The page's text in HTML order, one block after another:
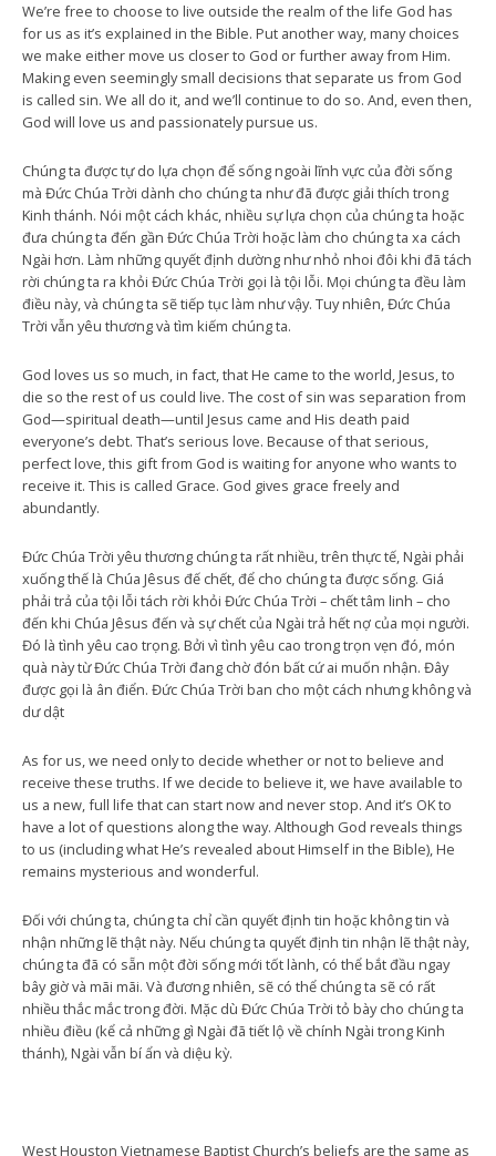
We’re free to choose to live outside the realm of the life God has
for us as it’s explained in the Bible. Put another way, many choices
we make either move us closer to God or further away from Him.
Making even seemingly small decisions that separate us from God
is called sin. We all do it, and we’ll continue to do so. And, even then,
God will love us and passionately pursue us.
Chúng ta được tự do lựa chọn để sống ngoài lĩnh vực của đời sống
mà Đức Chúa Trời dành cho chúng ta như đã được giải thích trong
Kinh thánh. Nói một cách khác, nhiều sự lựa chọn của chúng ta hoặc
đưa chúng ta đến gần Đức Chúa Trời hoặc làm cho chúng ta xa cách
Ngài hơn. Làm những quyết định dường như nhỏ nhoi đôi khi đã tách
rời chúng ta ra khỏi Đức Chúa Trời gọi là tội lỗi. Mọi chúng ta đều làm
điều này, và chúng ta sẽ tiếp tục làm như vậy. Tuy nhiên, Đức Chúa
Trời vẫn yêu thương và tìm kiếm chúng ta.
God loves us so much, in fact, that He came to the world, Jesus, to
die so the rest of us could live. The cost of sin was separation from
God—spiritual death—until Jesus came and His death paid
everyone’s debt. That’s serious love. Because of that serious,
perfect love, this gift from God is waiting for anyone who wants to
receive it. This is called Grace. God gives grace freely and
abundantly.
Đức Chúa Trời yêu thương chúng ta rất nhiều, trên thực tế, Ngài phải
xuống thế là Chúa Jêsus đế chết, để cho chúng ta được sống. Giá
phải trả của tội lỗi tách rời khỏi Đức Chúa Trời – chết tâm linh – cho
đến khi Chúa Jêsus đến và sự chết của Ngài trả hết nợ của mọi người.
Đó là tình yêu cao trọng. Bởi vì tình yêu cao trong trọn vẹn đó, món
quà này từ Đức Chúa Trời đang chờ đón bất cứ ai muốn nhận. Đây
được gọi là ân điển. Đức Chúa Trời ban cho một cách nhưng không và
dư dật
As for us, we need only to decide whether or not to believe and
receive these truths. If we decide to believe it, we have available to
us a new, full life that can start now and never stop. And it’s OK to
have a lot of questions along the way. Although God reveals things
to us (including what He’s revealed about Himself in the Bible), He
remains mysterious and wonderful.
Đối với chúng ta, chúng ta chỉ cần quyết định tin hoặc không tin và
nhận những lẽ thật này. Nếu chúng ta quyết định tin nhận lẽ thật này,
chúng ta đã có sẵn một đời sống mới tốt lành, có thể bắt đầu ngay
bây giờ và mãi mãi. Và đương nhiên, sẽ có thể chúng ta sẽ có rất
nhiều thắc mắc trong đời. Mặc dù Đức Chúa Trời tỏ bày cho chúng ta
nhiều điều (kể cả những gì Ngài đã tiết lộ về chính Ngài trong Kinh
thánh), Ngài vẫn bí ẩn và diệu kỳ.
West Houston Vietnamese Baptist Church’s beliefs are the same as